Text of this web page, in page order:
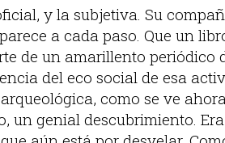
y la subjetiva. Su
a cada paso. Que un
de un amarillento periódico
del eco social de esa
como se ve
un genial descubrimiento.